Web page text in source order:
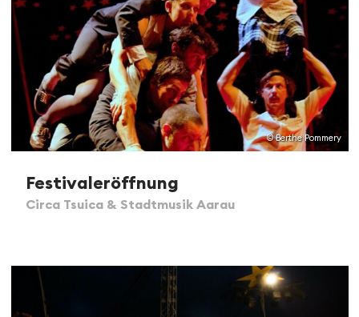
© Berthe Pommery
Festivaleröffnung
Circa Tsuica & Stadtmusik Aarau